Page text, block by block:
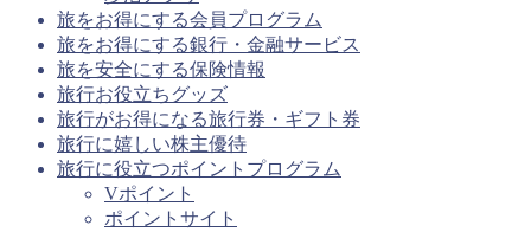
旅をお得にする会員プログラム
旅をお得にする銀行・金融サービス
旅を安全にする保険情報
旅行お役立ちグッズ
旅行がお得になる旅行券・ギフト券
旅行に嬉しい株主優待
旅行に役立つポイントプログラム
Vポイント
ポイントサイト